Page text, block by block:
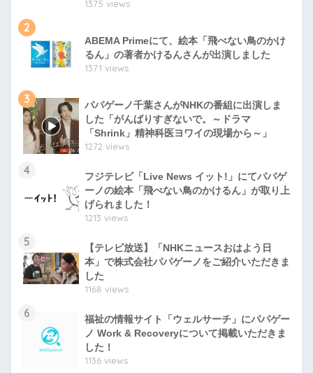
1375 views
2
ABEMA Primeにて、絵本「飛べない鳥のかけ
るん」の著者かけるんさんが出演しました
1371 views
3
パパゲーノ千葉さんがNHKの番組に出演しま
した「がんばりすぎないで。～ドラマ
「Shrink」精神科医ヨワイの現場から～」
1272 views
4
フジテレビ「Live News イット!」にてパパゲ
ーノの絵本「飛べない鳥のかけるん」が取り上
げられました！
1213 views
5
【テレビ放送】「NHKニュースおはよう日
本」で株式会社パパゲーノをご紹介いただきま
した
1168 views
6
福祉の情報サイト「ウェルサーチ」にパパゲー
ノ Work & Recoveryについて掲載いただきま
した！
1136 views